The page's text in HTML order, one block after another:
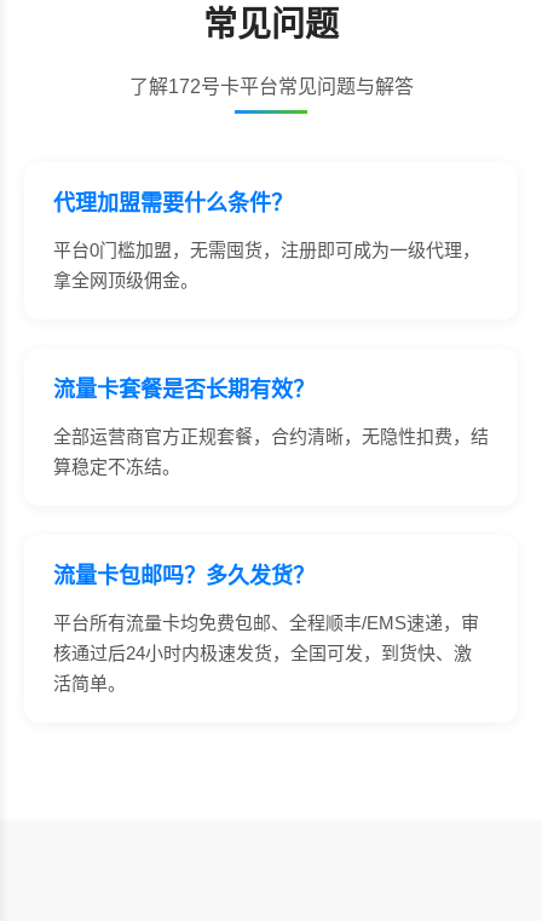
常见问题
了解172号卡平台常见问题与解答
代理加盟需要什么条件？
平台0门槛加盟，无需囤货，注册即可成为一级代理，
拿全网顶级佣金。
流量卡套餐是否长期有效？
全部运营商官方正规套餐，合约清晰，无隐性扣费，结
算稳定不冻结。
流量卡包邮吗？多久发货？
平台所有流量卡均免费包邮、全程顺丰/EMS速递，审
核通过后24小时内极速发货，全国可发，到货快、激
活简单。